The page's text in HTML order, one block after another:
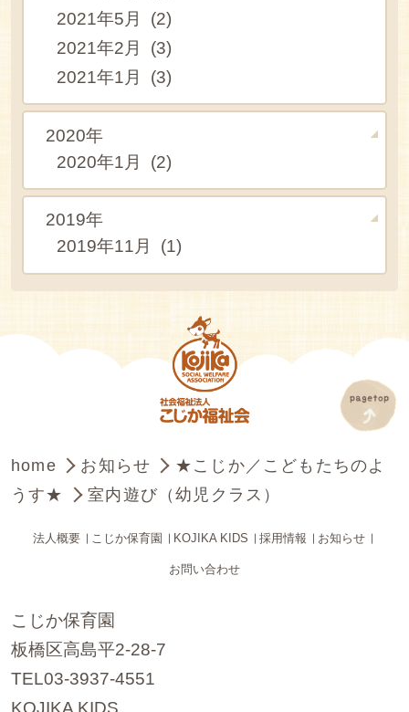
2021年5月 (2)
2021年2月 (3)
2021年1月 (3)
2020年
2020年1月 (2)
2019年
2019年11月 (1)
home お知らせ
★こじか／こどもたちのよ
うす★
室内遊び（幼児クラス）
法人概要 こじか保育園 KOJIKA KIDS 採用情報 お知らせ
お問い合わせ
こじか保育園
板橋区高島平2-28-7
TEL03-3937-4551
KOJIKA KIDS